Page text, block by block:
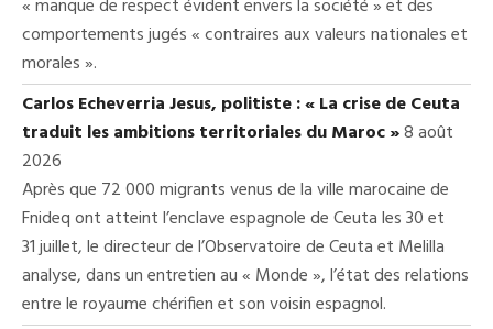
« manque de respect évident envers la société » et des
comportements jugés « contraires aux valeurs nationales et
morales ».
Carlos Echeverria Jesus, politiste : « La crise de Ceuta
traduit les ambitions territoriales du Maroc »8 août
2026
Après que 72 000 migrants venus de la ville marocaine de
Fnideq ont atteint l’enclave espagnole de Ceuta les 30 et
31 juillet, le directeur de l’Observatoire de Ceuta et Melilla
analyse, dans un entretien au « Monde », l’état des relations
entre le royaume chérifien et son voisin espagnol.